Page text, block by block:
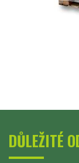
DŮLEŽITÉ